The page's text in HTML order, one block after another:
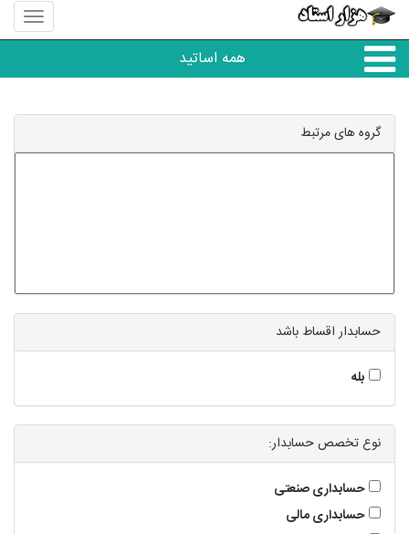
منوی
سایت
استاد
همه اساتید
همه آموزشگاه ها
گروه های مرتبط
حسابدار اقساط باشد
بله
نوع تخصص حسابدار:
حسابداری صنعتی
حسابداری مالی